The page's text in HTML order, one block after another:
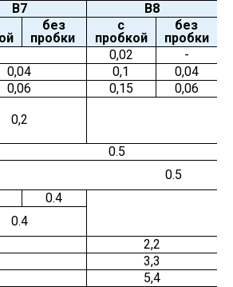
В7
В8
без
пробки
с
пробкой
без
пробки
0,02 -
0,04 0,1 0,04
0,06 0,15 0,06
0,2
0.5
0.5
0.4
0.4
2,2
3,3
5,4